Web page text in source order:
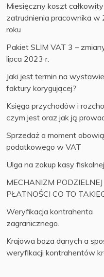
Miesięczny koszt całkowity
zatrudnienia pracownika w
roku
Pakiet SLIM VAT 3 –
lipca 2023 r.
Jaki jest termin na
faktury korygującej?
Księga przychodów i
czym jest oraz jak ją
Sprzedaż a moment
podatkowego w VAT
Ulga na zakup kasy fiskalnej
MECHANIZM PODZIELNEJ
PŁATNOŚCI CO TO
Weryfikacja kontrahenta
zagranicznego.
Krajowa baza danych a
weryfikacji kontrahentów